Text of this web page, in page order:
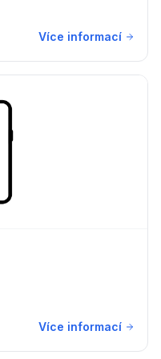
Více informací
Více informací